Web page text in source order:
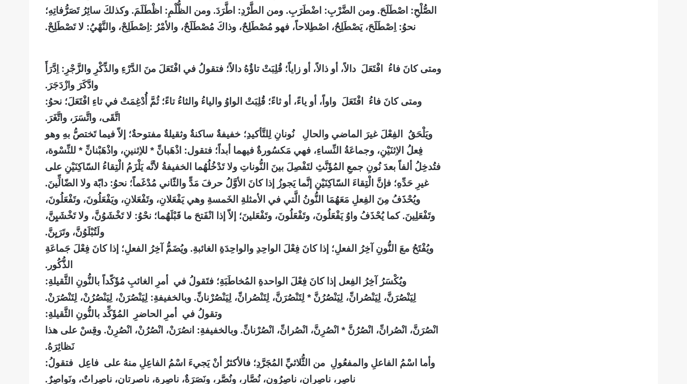
الصُّلْحِ: اصْطَلَحَ. ومن الضَّرْبِ: اضْطَرَبِ. ومن الطَّرْدِ: اطَّرَدَ. ومن الظُّلْمِ: اظْطَلَمَ. وكذلكَ سائِرُ تَصَرُّفاتِهِ؛
نحوُ: اِصْطَلَحَ، يَصْطَلِحُ، اصْطِلاحاً، فهو مُصْطَلِحٌ، وذاكَ مُصْطَلَحٌ، والأمْرُ : اِصْطَلِحْ، والنَّهْيُ: لا تَصْطَلِحْ.
ومتى كانَ فاءُ افْتَعَلَ دالاً، أو ذالاً، أو زاياً؛ قُلِبَتْ تاؤُهُ دالاً؛ فتقولُ في افْتَعَلَ منَ الدَّرْءِ والذِّكْرِ والزَّجْرِ: اِدَّرَأَ
وادَّكَرَ وازْدَجَرَ.
ومتى كانَ فاءُ افْتَعَلَ واواً، أو ياءً، أو ثاءً؛ قُلِبَتْ الواوُ والياءُ والثاءُ تاءً؛ ثُمَّ أُدْغِمَتْ في تاءِ افْتَعَلَ؛ نحوُ:
اتَّقَى، واتَّسَرَ، واتَّغَرَ .
ويَلْحَقُ الفِعْلَ غيرَ الماضي والحالِ نُونانِ لِلتَّأكيدِ؛ خفيفةٌ ساكنةٌ وثقيلةٌ مفتوحةٌ؛ إلاّ فيما تَختصُّ بهِ وهو
فِعلُ الاِثنَيْنِ، وجماعَةُ النِّساءِ، فهي مَكسُورةٌ فيهما أبداً؛ فتقول: اذْهَبانِّ * للاِثنينِ، واذْهَبْنانِّ * للنِّسْوة،
فتُدخِلُ ألفاً بعدَ نُونِ جمعِ المُؤَنَّثِ لتَفْصِلَ بينَ النُّوناتِ ولا تَدْخُلُهُما الخفيفةُ لأنَّه يَلْزَمُ الْتِقاءُ السّاكِنَيْنِ على
غيرِ حَدِّهِ؛ فإنَّ الْتِقاءَ السّاكِنَيْنِ إنَّما يَجوزُ إذا كانَ الأوَّلُ حرفَ مَدٍّ والثّاني مُدْغَماً؛ نحوُ: دابّة ولا الضّالِّينَ.
ويُحْذَفُ مِنَ الفِعلِ مَعَهُمَا النُّونُ الَّتي في الأمثلةِ الخَمسةِ وهي يَفْعَلانِ، وتَفْعَلانِ، ويَفْعَلُونَ، وتَفْعَلُونَ،
وتَفْعَلِينَ. كما يُحْذَفُ واوُ يَفْعَلُونَ، وتَفْعَلُونَ، وتَفْعَلينَ؛ إلاّ إذا انْفَتحَ ما قَبْلَهُما؛ نحْوُ: لا تَخْشَوُنَّ، ولا تَخْشَيِنَّ،
ولَتُبْلَوُنَّ، وتَرَيِنَّ.
ويُفْتَحُ معَ النُّونِ آخِرُ الفعلِ؛ إذا كانَ فِعْلَ الواحِدِ والواحِدَةِ الغائبةِ. ويُضَمُّ آخِرُ الفعلِ؛ إذا كانَ فِعْلَ جَماعَةِ
الذُّكُور.
ويُكْسَرُ آخِرُ الفِعل إذا كانَ فِعْلَ الواحدةِ المُخاطَبَةِ؛ فتَقولُ في أمرِ الغائبِ مُؤَكّداً بالنُّونِ الثَّقيلةِ:
لِيَنْصُرَنَّ، لِيَنْصُرانِّ، لِيَنْصُرُنَّ * لِتَنْصُرَنَّ، لِتَنْصُرانِّ، لِيَنْصُرْنانِّ. وبالخفيفةِ: لِيَنْصُرَنْ، لِيَنْصُرُنْ، لِتَنْصُرَنْ.
وتقولُ في أمرِ الحاضرِ المُؤَكِّد بالنُّونِ الثَّقيلةِ:
انْصُرَنَّ، انْصُرانِّ، انْصُرُنَّ * انْصُرِنَّ، انْصُرانِّ، انْصُرْنانِّ. وبالخفيفةِ: انصُرَنْ، انْصُرُنْ، انْصُرِنْ. وقِسْ على هذا
نَظائِرَهُ.
وأما اسْمُ الفاعلِ والمفعُولِ من الثُّلاثيِّ المُجَرَّدِ؛ فالأكثرُ أنْ يَجيءَ اسْمُ الفاعِلِ منهُ على فاعِل فتقولُ:
ناصِر، ناصِرانِ، ناصِرُون، نُصَّار، ونُصَّر، ونَصَرَةٌ، ناصِرة، ناصرتانِ، ناصِراتٌ، ونَواصِرٌ.